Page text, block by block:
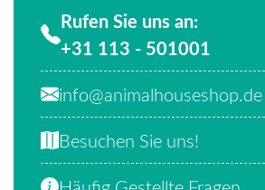
Rufen Sie uns an:
+31 113 - 501001
info@animalhouseshop.de
Besuchen Sie uns!